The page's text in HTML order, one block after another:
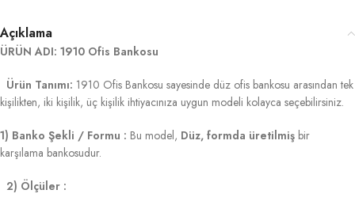
Açıklama
ÜRÜN ADI: 1910 Ofis Bankosu
Ürün Tanımı: 1910 Ofis Bankosu sayesinde düz ofis bankosu arasından tek
kişilikten, iki kişilik, üç kişilik ihtiyacınıza uygun modeli kolayca seçebilirsiniz.
1) Banko Şekli / Formu : Bu model, Düz, formda üretilmiş bir
karşılama bankosudur.
2) Ölçüler :